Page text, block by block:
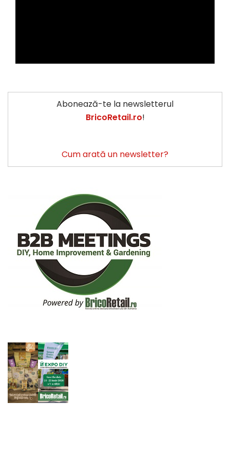
Abonează-te la newsletterul
BricoRetail.ro!
Cum arată un newsletter?